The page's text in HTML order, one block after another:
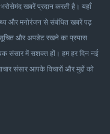
खबरें प्रदान करती है। यहाँ
और मनोरंजन से संबंधित खबरें पढ़
और अपडेट रखने का प्रयास
संसार में सशक्त हों। हम हर दिन नई
संसार आपके विचारों और मुद्दों को